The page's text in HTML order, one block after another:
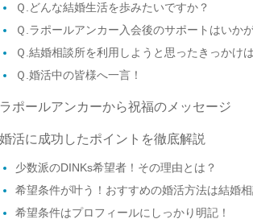
Ｑ.どんな結婚生活を歩みたいですか？
Ｑ.ラポールアンカー入会後のサポートはいか
Ｑ.結婚相談所を利用しようと思ったきっかけ
Ｑ.婚活中の皆様へ一言！
ラポールアンカーから祝福のメッセージ
婚活に成功したポイントを徹底解説
少数派のDINKs希望者！その理由とは？
希望条件が叶う！おすすめの婚活方法は結婚
希望条件はプロフィールにしっかり明記！